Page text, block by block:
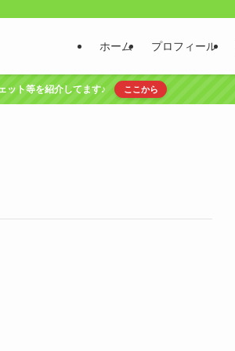
ホーム プロフィール
ット等を紹介してます♪ ここから